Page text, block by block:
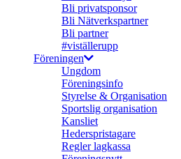
Bli privatsponsor
Bli Nätverkspartner
Bli partner
#viställerupp
Föreningen
Ungdom
Föreningsinfo
Styrelse & Organisation
Sportslig organisation
Kansliet
Hederspristagare
Regler lagkassa